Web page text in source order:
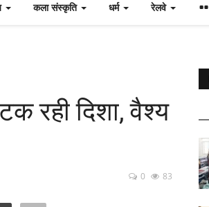
कला संस्कृति धर्म रेलवे
रही दिशा, वैश्य
0 83